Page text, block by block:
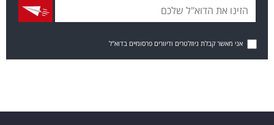
אני מאשר קבלת ניוזלטרים ודיוורים פרסומיים בדוא"ל